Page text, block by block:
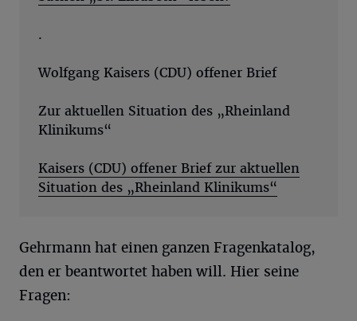
.
Wolfgang Kaisers (CDU) offener Brief
Zur aktuellen Situation des „Rheinland
Klinikums“
Kaisers (CDU) offener Brief zur aktuellen
Situation des „Rheinland Klinikums“
Gehrmann hat einen ganzen Fragenkatalog,
den er beantwortet haben will. Hier seine
Fragen: